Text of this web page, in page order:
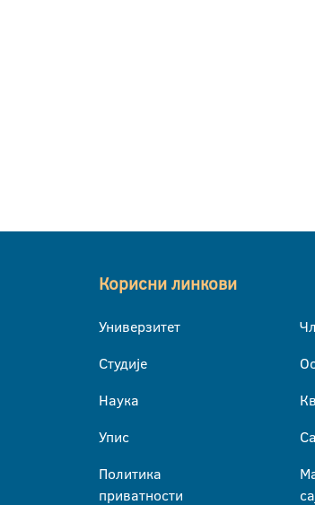
Корисни линкови
Универзитет
Студије
Наука
Упис
Политика
приватности